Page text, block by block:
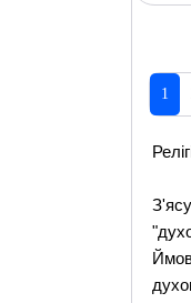
1